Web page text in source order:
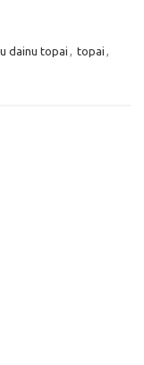
dainu topai , topai ,